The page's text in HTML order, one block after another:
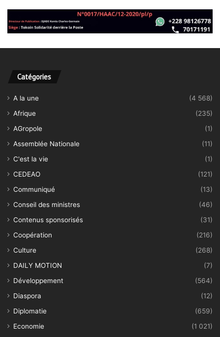
Catégories
A la une
(4 568)
Afrique
(235)
AGropole
(1)
Assemblée Nationale
(11)
C'est la vie
(1)
CEDEAO
(121)
Communiqué
(13)
Conseil des ministres
(46)
Contenus sponsorisés
(31)
Coopération
(216)
Culture
(268)
DAILY MOTION
(7)
Développement
(564)
Diaspora
(12)
Diplomatie
(659)
Economie
(1 021)